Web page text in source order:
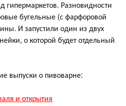
гипермаркетов. Разновидности
бугельные (с фарфоровой
И запустили один из двух
о которой будет отдельный
выпуски о пивоварне:
и открытия